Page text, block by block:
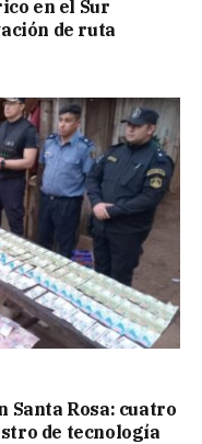
en el Sur
de ruta
Santa Rosa: cuatro
de tecnología